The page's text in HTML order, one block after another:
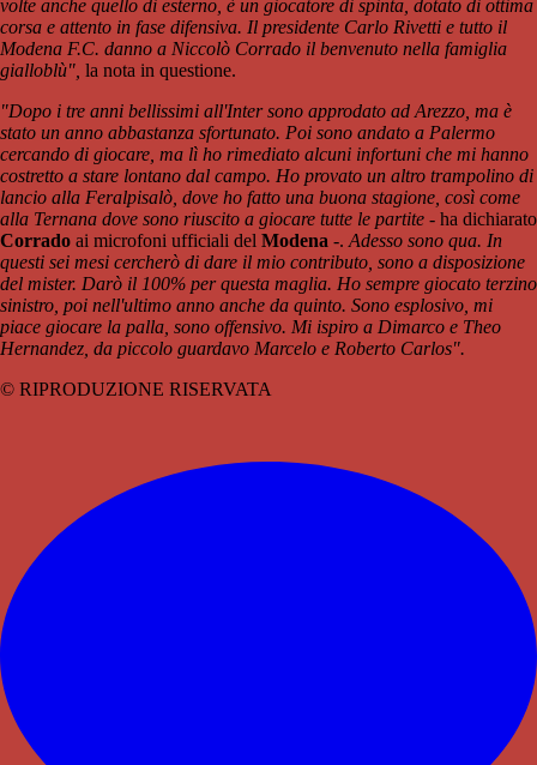
volte anche quello di esterno, è un giocatore di spinta, dotato di ottima
corsa e attento in fase difensiva. Il presidente Carlo Rivetti e tutto il
Modena F.C. danno a Niccolò Corrado il benvenuto nella famiglia
gialloblù", la nota in questione.
"Dopo i tre anni bellissimi all'Inter sono approdato ad Arezzo, ma è
stato un anno abbastanza sfortunato. Poi sono andato a Palermo
cercando di giocare, ma lì ho rimediato alcuni infortuni che mi hanno
costretto a stare lontano dal campo. Ho provato un altro trampolino di
lancio alla Feralpisalò, dove ho fatto una buona stagione, così come
alla Ternana dove sono riuscito a giocare tutte le partite - ha dichiarato
Corrado ai microfoni ufficiali del Modena -.Adesso sono qua. In
questi sei mesi cercherò di dare il mio contributo, sono a disposizione
del mister. Darò il 100% per questa maglia. Ho sempre giocato terzino
sinistro, poi nell'ultimo anno anche da quinto. Sono esplosivo, mi
piace giocare la palla, sono offensivo. Mi ispiro a Dimarco e Theo
Hernandez, da piccolo guardavo Marcelo e Roberto Carlos".
© RIPRODUZIONE RISERVATA